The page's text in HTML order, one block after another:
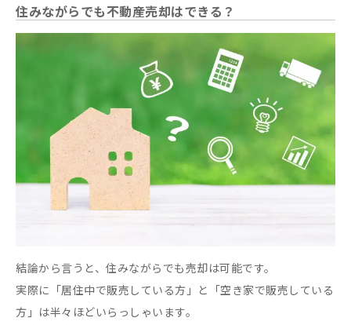
住みながらでも不動産売却はできる？
結論から言うと、住みながらでも売却は可能です。
実際に「居住中で販売している方」と「空き家で販売している
方」は半々ほどいらっしゃいます。